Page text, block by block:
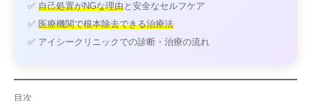
✅ 自己処置がNGな理由と安全なセルフケア
✅ 医療機関で根本除去できる治療法
✅ アイシークリニックでの診断・治療の流れ
目次